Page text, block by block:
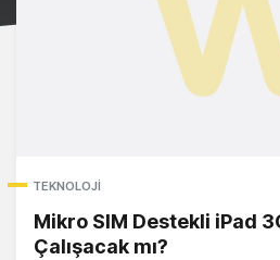
TEKNOLOJI
Mikro SIM Destekli iPad
Çalışacak mı?